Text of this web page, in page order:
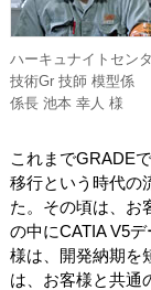
ハーキュナイトセン
技術Gr 技師 模型係
係長 池本 幸人 様
これまでGRADE
移行という時代の
た。その頃は、お
の中にCATIA V5
様は、開発納期を
は、お客様と共通